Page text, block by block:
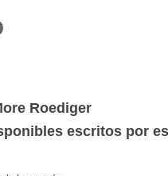
Roediger
escritos por